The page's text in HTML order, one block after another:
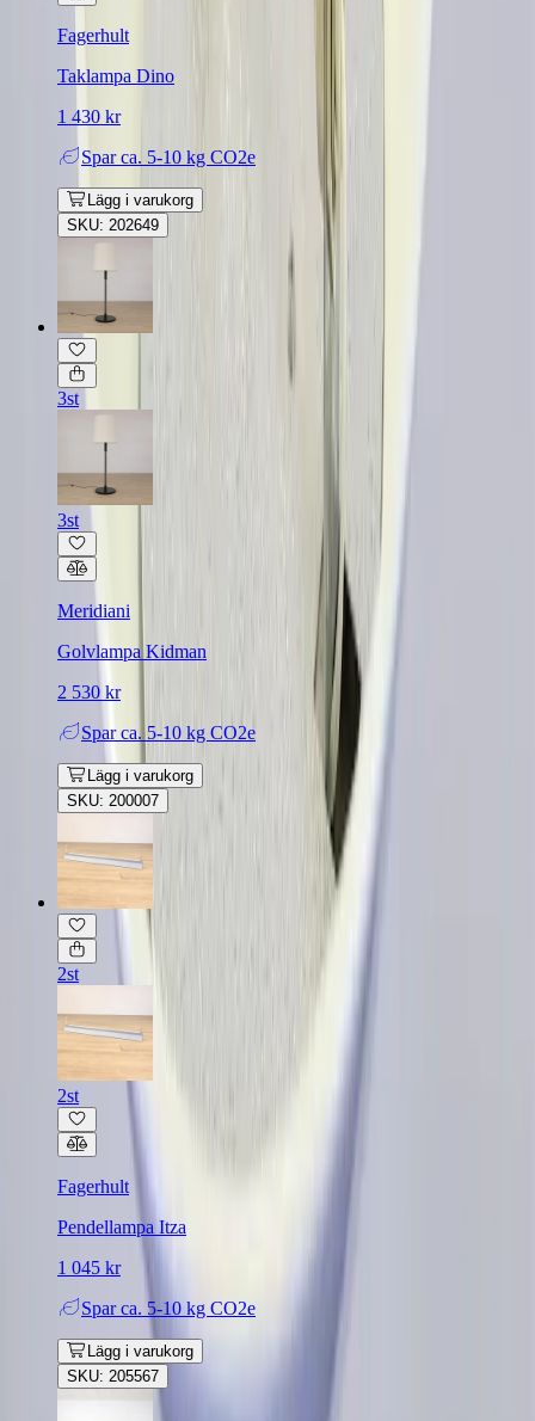
Fagerhult
Taklampa Dino
1 430 kr
Spar ca. 5-10 kg CO2e
Lägg i varukorg
SKU: 202649
3st
3st
Meridiani
Golvlampa Kidman
2 530 kr
Spar ca. 5-10 kg CO2e
Lägg i varukorg
SKU: 200007
2st
2st
Fagerhult
Pendellampa Itza
1 045 kr
Spar ca. 5-10 kg CO2e
Lägg i varukorg
SKU: 205567